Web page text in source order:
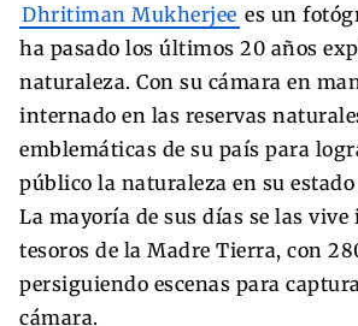
Dhritiman Mukherjee es un
ha pasado los últimos 20 años
naturaleza. Con su cámara en
internado en las reservas
emblemáticas de su país para
público la naturaleza en su
La mayoría de sus días se las
tesoros de la Madre Tierra, con
persiguiendo escenas para
cámara.